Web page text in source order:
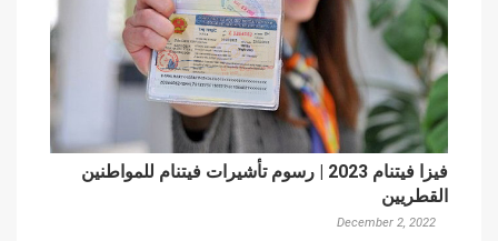
فيزا فيتنام 2023 | رسوم تأشيرات فيتنام للمواطنين
القطريين
December 2, 2022